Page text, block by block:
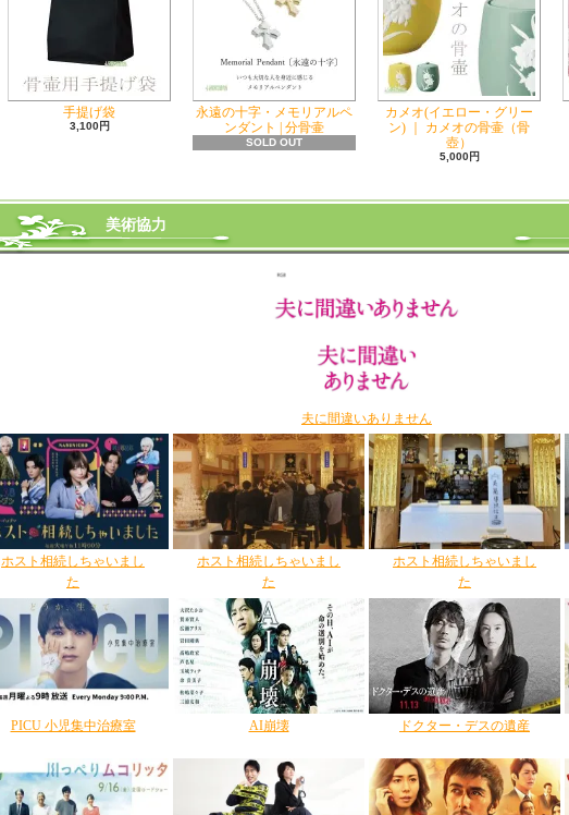
手提げ袋
3,100円
永遠の十字・メモリアルペ
ンダント | 分骨壷
SOLD OUT
カメオ(イエロー・グリー
ン) ｜ カメオの骨壷（骨
壺）
5,000円
美術協力
夫に間違いありません
ホスト相続しちゃいまし
た
ホスト相続しちゃいまし
た
ホスト相続しちゃいまし
た
PICU 小児集中治療室 AI崩壊 ドクター・デスの遺産